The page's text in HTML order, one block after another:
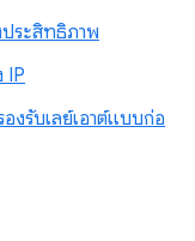
ระสิทธิภาพ
IP
งรับเลย์เอาต์แบบก่อ